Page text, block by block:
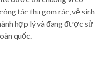
tác thu gom rác, vệ sinh
hợp lý và đang được sử
quốc.